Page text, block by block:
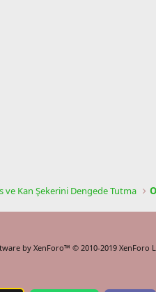
ve Kan Şekerini Dengede Tutma
by XenForo™ © 2010-2019 XenForo